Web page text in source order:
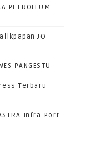
PETROLEUM
JO
PANGESTU
Terbaru
Infra Port